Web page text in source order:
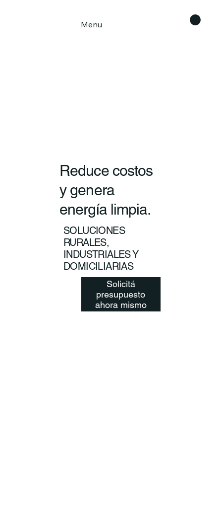
Menu
Reduce costos
y genera
energía limpia.
SOLUCIONES
RURALES,
INDUSTRIALES Y
DOMICILIARIAS
Solicitá
presupuesto
ahora mismo